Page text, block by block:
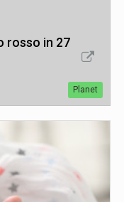
rosso in 27
Planet